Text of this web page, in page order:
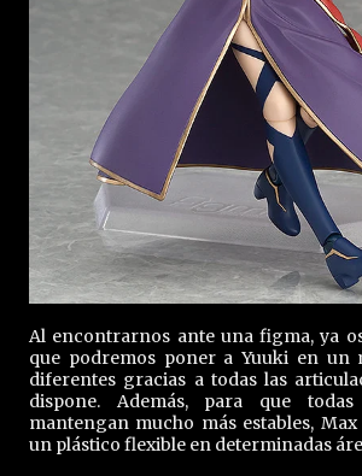
Al encontrarnos ante una figma, ya
que podremos poner a Yuuki en un
diferentes gracias a todas las
dispone. Además, para que
mantengan mucho más estables,
un plástico flexible en determinadas